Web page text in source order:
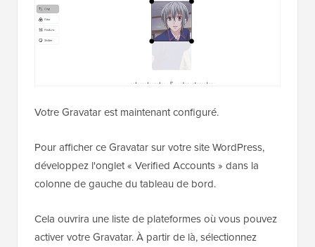
Votre Gravatar est maintenant configuré.
Pour afficher ce Gravatar sur votre site WordPress,
développez l'onglet « Verified Accounts » dans la
colonne de gauche du tableau de bord.
Cela ouvrira une liste de plateformes où vous pouvez
activer votre Gravatar. À partir de là, sélectionnez